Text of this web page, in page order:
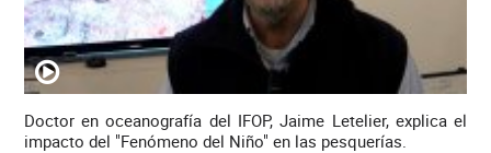
Doctor en oceanografía del IFOP, Jaime Letelier, explica el
impacto del "Fenómeno del Niño" en las pesquerías.